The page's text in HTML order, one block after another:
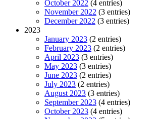
October 2022 (4 entries)
November 2022 (3 entries)
December 2022 (3 entries)
2023
January 2023 (2 entries)
February 2023 (2 entries)
April 2023 (3 entries)
May 2023 (3 entries)
June 2023 (2 entries)
July 2023 (2 entries)
August 2023 (3 entries)
September 2023 (4 entries)
October 2023 (4 entries)